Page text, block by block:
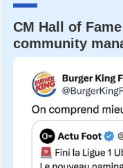
CM Hall of
community